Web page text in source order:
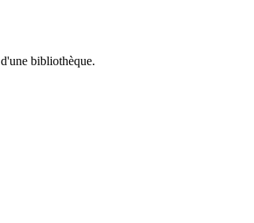
bibliothèque.